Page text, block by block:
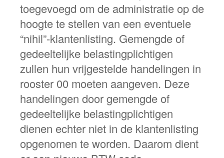
toegevoegd om de administratie op de
hoogte te stellen van een eventuele
“nihil”-klantenlisting. Gemengde of
gedeeltelijke belastingplichtigen
zullen hun vrijgestelde handelingen in
rooster 00 moeten aangeven. Deze
handelingen door gemengde of
gedeeltelijke belastingplichtigen
dienen echter niet in de klantenlisting
opgenomen te worden. Daarom dient